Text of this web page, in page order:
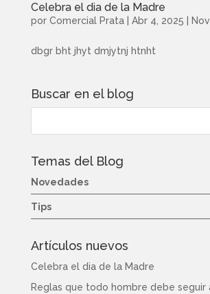
Celebra el dia de la Madre
por Comercial Prata| Abr 4, 2025
dbgr bht jhyt dmjytnj htnht
Buscar en el blog
Temas del Blog
Novedades
Tips
Artículos nuevos
Celebra el dia de la Madre
Reglas que todo hombre debe seguir